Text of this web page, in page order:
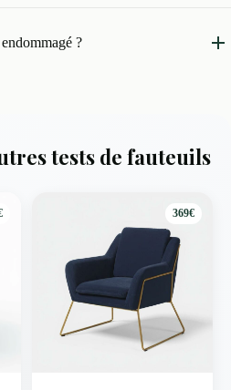
?
tests de fauteuils
369€